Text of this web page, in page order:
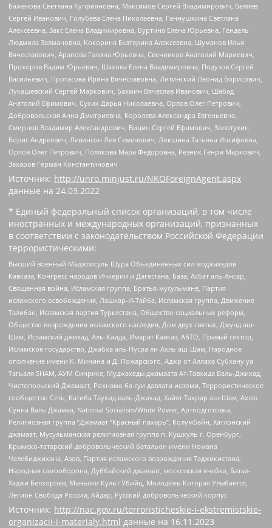
Баженова Светлана Куприяновна, Максимов Сергей Владимирович, Беляев
Сергей Иванович, Голубева Елена Николаевна, Ганнушкина Светлана
Алексеевна, Закс Елена Владимировна, Буртина Елена Юрьевна, Гендель
Людмила Залмановна, Кокорина Екатерина Алексеевна, Шуманов Илья
Вячеславович, Арапова Галина Юрьевна, Свечников Анатолий Мариевич,
Прохоров Вадим Юрьевич, Шахова Елена Владимировна, Подузов Сергей
Васильевич, Протасова Ирина Вячеславовна, Литинский Леонид Борисович,
Лукашевский Сергей Маркович, Бахмин Вячеслав Иванович, Шабад
Анатолий Ефимович, Сухих Дарья Николаевна, Орлов Олег Петрович,
Добровольская Анна Дмитриевна, Королева Александра Евгеньевна,
Смирнов Владимир Александрович, Вицин Сергей Ефимович, Золотухин
Борис Андреевич, Левинсон Лев Семенович, Локшина Татьяна Иосифовна,
Орлов Олег Петрович, Полякова Мара Федоровна, Резник Генри Маркович,
Захаров Герман Константинович
Источник: http://unro.minjust.ru/NKOForeignAgent.aspx
данные на 24.03.2022
* Единый федеральный список организаций, в том числе
иностранных и международных организаций, признанных
в соответствии с законодательством Российской Федерации
террористическими:
Высший военный Маджлисуль Шура Объединенных сил моджахедов
Кавказа, Конгресс народов Ичкерии и Дагестана, База, Асбат аль-Ансар,
Священная война, Исламская группа, Братья-мусульмане, Партия
исламского освобождения, Лашкар-И-Тайба, Исламская группа, Движение
Талибан, Исламская партия Туркестана, Общество социальных реформ,
Общество возрождения исламского наследия, Дом двух святых, Джунд аш-
Шам, Исламский джихад, Аль-Каида, Имарат Кавказ, АБТО, Правый сектор,
Исламское государство, Джабха аль-Нусра ли-Ахль аш-Шам, Народное
ополчение имени К. Минина и Д. Пожарского, Аджр от Аллаха Субхану уа
Тагьаля SHAM, АУМ Синрике, Муджахеды джамаата Ат-Тавхида Валь-Джихад,
Чистопольский Джамаат, Рохнамо ба суи давлати исломи, Террористическое
сообщество Сеть, Катиба Таухид валь-Джихад, Хайят Тахрир аш-Шам, Ахлю
Сунна Валь Джамаа, National Socialism/White Power, Артподготовка,
Религиозная группа “Джамаат “Красный пахарь”, Колумбайн, Хатлонский
джамаат, Мусульманская религиозная группа п. Кушкуль г. Оренбург,
Крымско-татарский добровольческий батальон имени Номана
Челебиджихана, Азов, Партия исламского возрождения Таджикистана,
Народная самооборона, Дуббайский джамаат, московская ячейка, Батал-
Хаджи Белхороев, Маньяки Культ Убийц, Молодёжь Которая Улыбается,
Легион Свобода России, Айдар, Русский добровольческий корпус
Источник: http://nac.gov.ru/terroristicheskie-i-ekstremistskie-
organizacii-i-materialy.html данные на 16.11.2023